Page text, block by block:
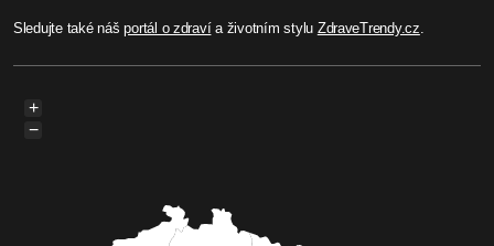
Sledujte také nášportál o zdravía životním stylu ZdraveTrendy.cz.
+
−